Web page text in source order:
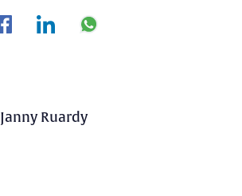
Janny Ruardy